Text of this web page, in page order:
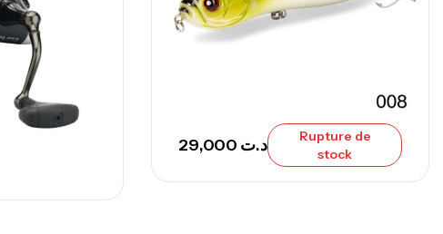
Canne Sunset Secret Cove 420 Cm 100
– 300 G
د.ت
Rupture de
stock